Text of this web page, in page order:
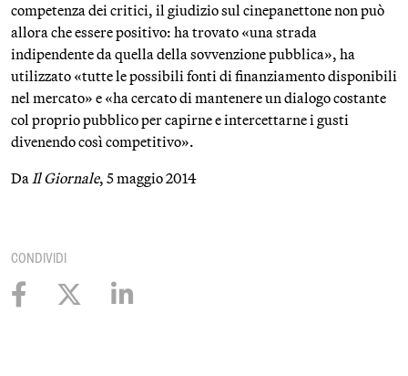
competenza dei critici, il giudizio sul cinepanettone non può
allora che essere positivo: ha trovato «una strada
indipendente da quella della sovvenzione pubblica», ha
utilizzato «tutte le possibili fonti di finanziamento disponibili
nel mercato» e «ha cercato di mantenere un dialogo costante
col proprio pubblico per capirne e intercettarne i gusti
divenendo così competitivo».
DaIl Giornale, 5 maggio 2014
CONDIVIDI